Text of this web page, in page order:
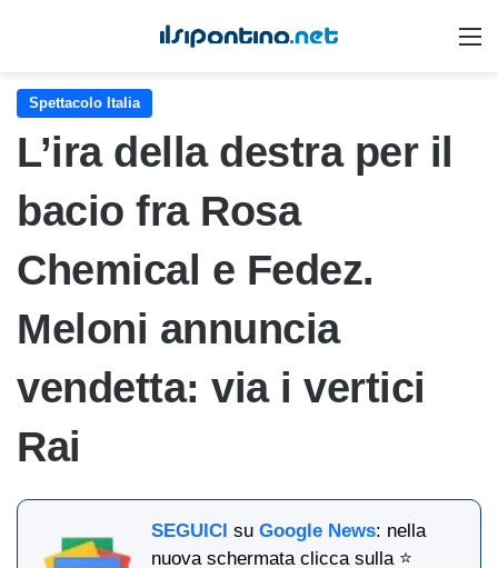
Spettacolo Italia
L’ira della destra per il
bacio fra Rosa
Chemical e Fedez.
Meloni annuncia
vendetta: via i vertici
Rai
SEGUICI suGoogle News: nella
nuova schermata clicca sulla ⭐